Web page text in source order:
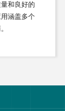
和良好的
涵盖多个